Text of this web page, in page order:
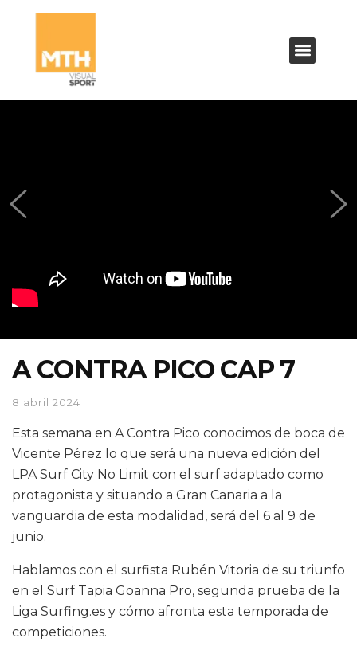
A CONTRA PICO CAP 7
8 abril 2024
Esta semana en A Contra Pico conocimos de boca de
Vicente Pérez lo que será una nueva edición del
LPA Surf City No Limit con el surf adaptado como
protagonista y situando a Gran Canaria a la
vanguardia de esta modalidad, será del 6 al 9 de
junio.
Hablamos con el surfista Rubén Vitoria de su triunfo
en el Surf Tapia Goanna Pro, segunda prueba de la
Liga Surfing.es y cómo afronta esta temporada de
competiciones.